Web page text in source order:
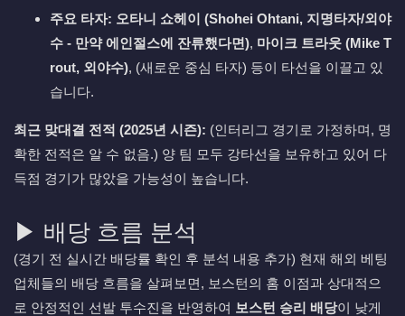
주요 타자: 오타니 쇼헤이 (Shohei Ohtani, 지명타자/외야
수 - 만약 에인절스에 잔류했다면), 마이크 트라웃 (Mike T
rout, 외야수), (새로운 중심 타자) 등이 타선을 이끌고 있
습니다.
최근 맞대결 전적 (2025년 시즌): (인터리그 경기로 가정하며, 명
확한 전적은 알 수 없음.) 양 팀 모두 강타선을 보유하고 있어 다
득점 경기가 많았을 가능성이 높습니다.
▶ 배당 흐름 분석
(경기 전 실시간 배당률 확인 후 분석 내용 추가) 현재 해외 베팅
업체들의 배당 흐름을 살펴보면, 보스턴의 홈 이점과 상대적으
로 안정적인 선발 투수진을 반영하여 보스턴 승리 배당이 낮게